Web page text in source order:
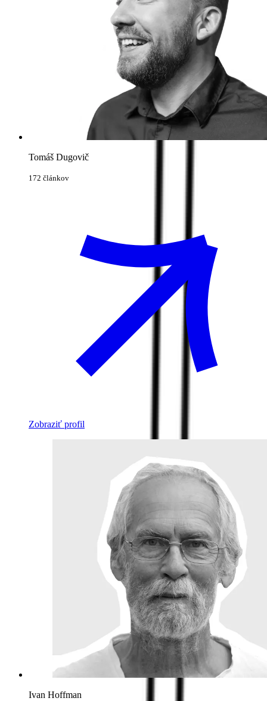
Tomáš Dugovič
172 článkov
Zobraziť profil
Ivan Hoffman